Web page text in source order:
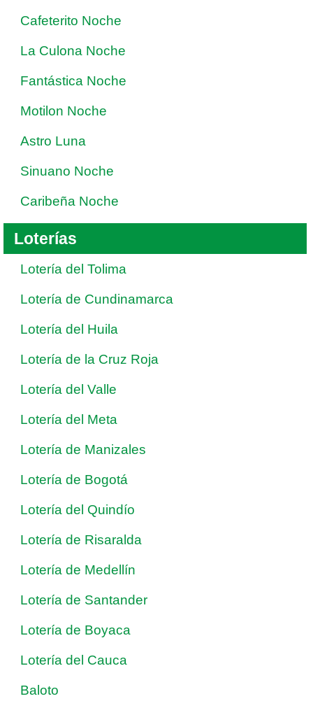
Cafeterito Noche
La Culona Noche
Fantástica Noche
Motilon Noche
Astro Luna
Sinuano Noche
Caribeña Noche
Loterías
Lotería del Tolima
Lotería de Cundinamarca
Lotería del Huila
Lotería de la Cruz Roja
Lotería del Valle
Lotería del Meta
Lotería de Manizales
Lotería de Bogotá
Lotería del Quindío
Lotería de Risaralda
Lotería de Medellín
Lotería de Santander
Lotería de Boyaca
Lotería del Cauca
Baloto